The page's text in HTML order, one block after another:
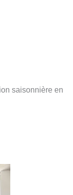
saisonnière en